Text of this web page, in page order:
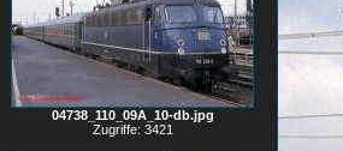
04738_110_09A_10-db.jpg
Zugriffe: 3421